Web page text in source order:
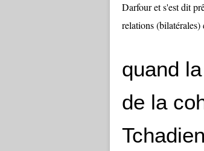
Darfour et s'est dit
relations (bilatérales)
quand
de la